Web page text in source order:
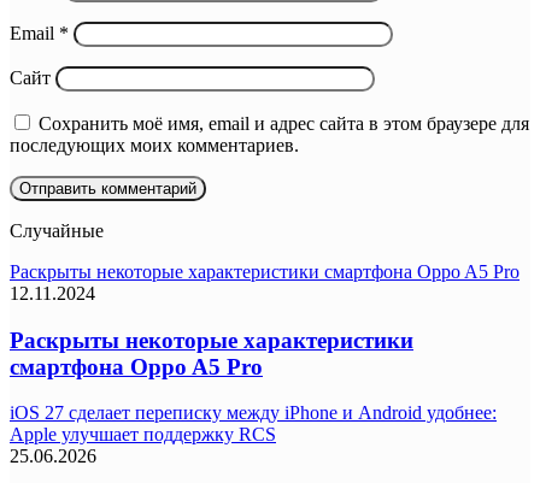
Email *
Сайт
Сохранить моё имя, email и адрес сайта в этом браузере для
последующих моих комментариев.
Случайные
Раскрыты некоторые характеристики смартфона Oppo A5 Pro
12.11.2024
Раскрыты некоторые характеристики
смартфона Oppo A5 Pro
iOS 27 сделает переписку между iPhone и Android удобнее:
Apple улучшает поддержку RCS
25.06.2026